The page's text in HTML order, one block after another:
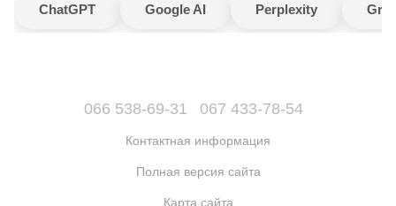
ChatGPT Google AI Perplexity
066 538-69-31 067 433-78-54
Контактная информация
Полная версия сайта
Карта сайта